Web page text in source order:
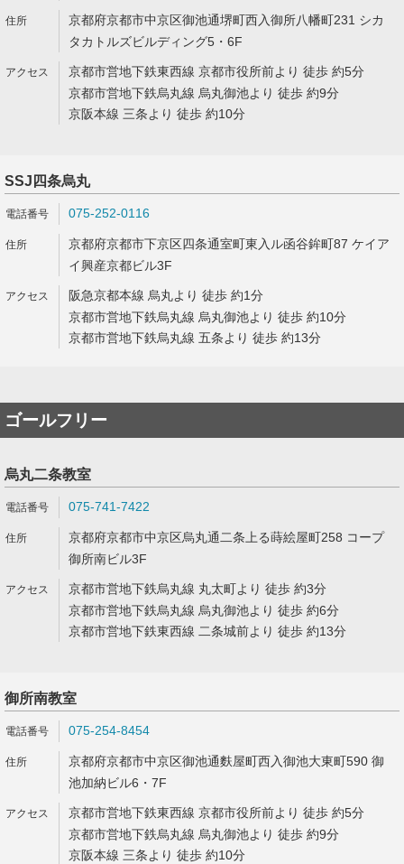
京都府京都市中京区御池通堺町西入御所八幡町231 シカ
タカトルズビルディング5・6F
京都市営地下鉄東西線 京都市役所前より 徒歩 約5分
京都市営地下鉄烏丸線 烏丸御池より 徒歩 約9分
京阪本線 三条より 徒歩 約10分
SSJ四条烏丸
075-252-0116
京都府京都市下京区四条通室町東入ル函谷鉾町87 ケイア
イ興産京都ビル3F
阪急京都本線 烏丸より 徒歩 約1分
京都市営地下鉄烏丸線 烏丸御池より 徒歩 約10分
京都市営地下鉄烏丸線 五条より 徒歩 約13分
ゴールフリー
烏丸二条教室
075-741-7422
京都府京都市中京区烏丸通二条上る蒔絵屋町258 コープ
御所南ビル3F
京都市営地下鉄烏丸線 丸太町より 徒歩 約3分
京都市営地下鉄烏丸線 烏丸御池より 徒歩 約6分
京都市営地下鉄東西線 二条城前より 徒歩 約13分
御所南教室
075-254-8454
京都府京都市中京区御池通麩屋町西入御池大東町590 御
池加納ビル6・7F
京都市営地下鉄東西線 京都市役所前より 徒歩 約5分
京都市営地下鉄烏丸線 烏丸御池より 徒歩 約9分
京阪本線 三条より 徒歩 約10分